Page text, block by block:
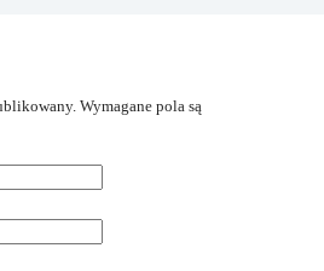
Wymagane pola są